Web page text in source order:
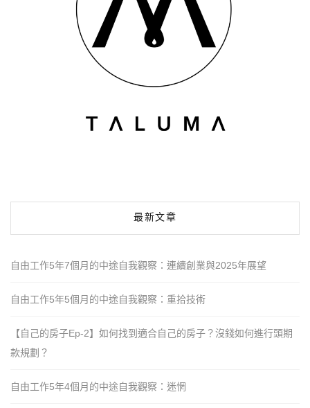
最新文章
自由工作5年7個月的中途自我觀察：連續創業與2025年展望
自由工作5年5個月的中途自我觀察：重拾技術
【自己的房子Ep-2】如何找到適合自己的房子？沒錢如何進行頭期
款規劃？
自由工作5年4個月的中途自我觀察：迷惘